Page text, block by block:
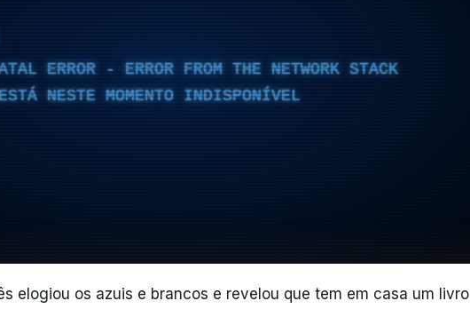
ERROR - ERROR FROM THE NETWORK STACK
NESTE MOMENTO INDISPONÍVEL
elogiou os azuis e brancos e revelou que tem em casa um livro